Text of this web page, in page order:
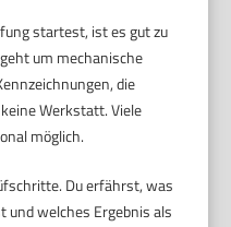
startest, ist es gut zu
um mechanische
die
Werkstatt. Viele
möglich.
Du erfährst, was
und welches Ergebnis als